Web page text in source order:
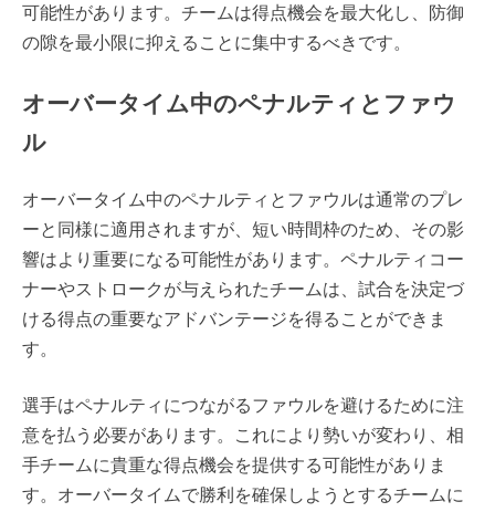
可能性があります。チームは得点機会を最大化し、防御
の隙を最小限に抑えることに集中するべきです。
オーバータイム中のペナルティとファウ
ル
オーバータイム中のペナルティとファウルは通常のプレ
ーと同様に適用されますが、短い時間枠のため、その影
響はより重要になる可能性があります。ペナルティコー
ナーやストロークが与えられたチームは、試合を決定づ
ける得点の重要なアドバンテージを得ることができま
す。
選手はペナルティにつながるファウルを避けるために注
意を払う必要があります。これにより勢いが変わり、相
手チームに貴重な得点機会を提供する可能性がありま
す。オーバータイムで勝利を確保しようとするチームに